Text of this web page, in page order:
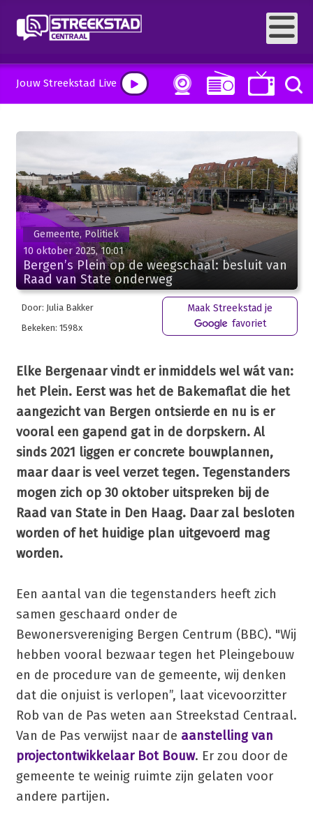
Jouw Streekstad Live
Gemeente, Politiek
10 oktober 2025, 10:01
Bergen’s Plein op de weegschaal: besluit van
Raad van State onderweg
Door: Julia Bakker
Bekeken: 1598x
Maak Streekstad je
favoriet
Elke Bergenaar vindt er inmiddels wel wát van:
het Plein. Eerst was het de Bakemaflat die het
aangezicht van Bergen ontsierde en nu is er
vooral een gapend gat in de dorpskern. Al
sinds 2021 liggen er concrete bouwplannen,
maar daar is veel verzet tegen. Tegenstanders
mogen zich op 30 oktober uitspreken bij de
Raad van State in Den Haag. Daar zal besloten
worden of het huidige plan uitgevoerd mag
worden.
Een aantal van die tegenstanders heeft zich
samen geschaard onder de
Bewonersvereniging Bergen Centrum (BBC). "Wij
hebben vooral bezwaar tegen het Pleingebouw
en de procedure van de gemeente, wij denken
dat die onjuist is verlopen”, laat vicevoorzitter
Rob van de Pas weten aan Streekstad Centraal.
Van de Pas verwijst naar de aanstelling van
projectontwikkelaar Bot Bouw. Er zou door de
gemeente te weinig ruimte zijn gelaten voor
andere partijen.